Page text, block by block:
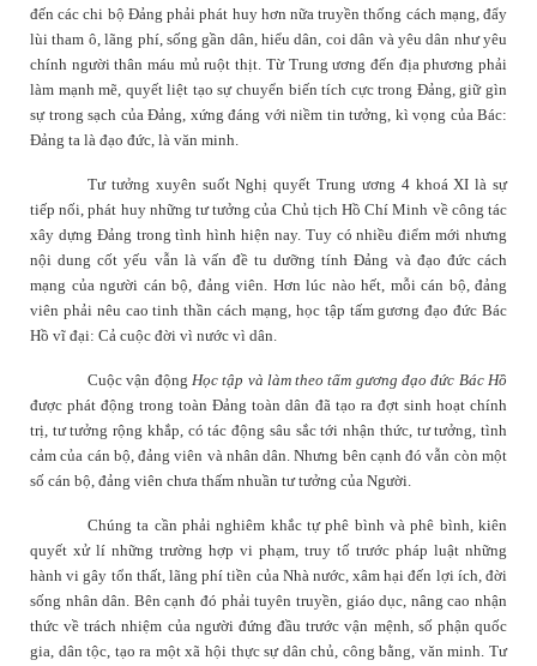
đến các chi bộ Đảng phải phát huy hơn nữa truyền thống cách mạng, đẩy
lùi tham ô, lãng phí, sống gần dân, hiểu dân, coi dân và yêu dân như yêu
chính người thân máu mủ ruột thịt. Từ Trung ương đến địa phương phải
làm mạnh mẽ, quyết liệt tạo sự chuyển biến tích cực trong Đảng, giữ gìn
sự trong sạch của Đảng, xứng đáng với niềm tin tưởng, kì vọng của Bác:
Đảng ta là đạo đức, là văn minh.
Tư tưởng xuyên suốt Nghị quyết Trung ương 4 khoá XI là sự
tiếp nối, phát huy những tư tưởng của Chủ tịch Hồ Chí Minh về công tác
xây dựng Đảng trong tình hình hiện nay. Tuy có nhiều điểm mới nhưng
nội dung cốt yếu vẫn là vấn đề tu dưỡng tính Đảng và đạo đức cách
mạng của người cán bộ, đảng viên. Hơn lúc nào hết, mỗi cán bộ, đảng
viên phải nêu cao tinh thần cách mạng, học tập tấm gương đạo đức Bác
Hồ vĩ đại: Cả cuộc đời vì nước vì dân.
Cuộc vận động Học tập và làm theo tấm gương đạo đức Bác Hồ
được phát động trong toàn Đảng toàn dân đã tạo ra đợt sinh hoạt chính
trị, tư tưởng rộng khắp, có tác động sâu sắc tới nhận thức, tư tưởng, tình
cảm của cán bộ, đảng viên và nhân dân. Nhưng bên cạnh đó vẫn còn một
số cán bộ, đảng viên chưa thấm nhuần tư tưởng của Người.
Chúng ta cần phải nghiêm khắc tự phê bình và phê bình, kiên
quyết xử lí những trường hợp vi phạm, truy tố trước pháp luật những
hành vi gây tổn thất, lãng phí tiền của Nhà nước, xâm hại đến lợi ích, đời
sống nhân dân. Bên cạnh đó phải tuyên truyền, giáo dục, nâng cao nhận
thức về trách nhiệm của người đứng đầu trước vận mệnh, số phận quốc
gia, dân tộc, tạo ra một xã hội thực sự dân chủ, công bằng, văn minh. Tư